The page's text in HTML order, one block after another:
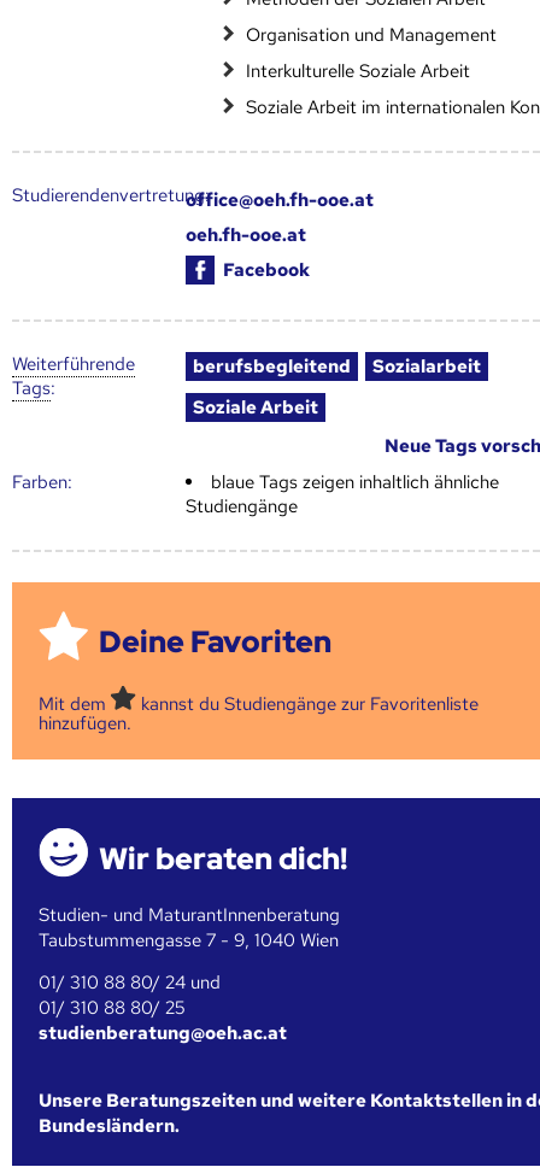
Organisation und Management
Interkulturelle Soziale Arbeit
Soziale Arbeit im internationalen
Studierendenvertretung:office@oeh.fh-ooe.at
oeh.fh-ooe.at
Facebook
Weiter­führende
Tags:
berufsbegleitend
Sozialarbeit
Soziale Arbeit
Neue Tags
Farben:
blaue Tags zeigen inhaltlich ähnliche
Studiengänge
Deine Favoriten
Mit dem
kannst du Studiengänge zur Favoritenliste
hinzufügen.
Wir beraten dich!
Studien- und MaturantInnenberatung
Taubstummengasse 7 - 9, 1040 Wien
01/ 310 88 80/ 24 und
01/ 310 88 80/ 25
studienberatung@oeh.ac.at
Unsere Beratungszeiten und weitere Kontaktstellen in
Bundesländern.